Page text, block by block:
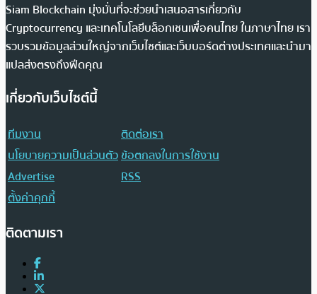
Siam Blockchain มุ่งมั่นที่จะช่วยนำเสนอสารเกี่ยวกับ
Cryptocurrency และเทคโนโลยีบล็อกเชนเพื่อคนไทย ในภาษาไทย เรา
รวบรวมข้อมูลส่วนใหญ่จากเว็บไซต์และเว็บบอร์ดต่างประเทศและนำมา
แปลส่งตรงถึงฟีดคุณ
เกี่ยวกับเว็บไซต์นี้
ทีมงาน
ติดต่อเรา
นโยบายความเป็นส่วนตัวข้อตกลงในการใช้งาน
Advertise
RSS
ตั้งค่าคุกกี้
ติดตามเรา